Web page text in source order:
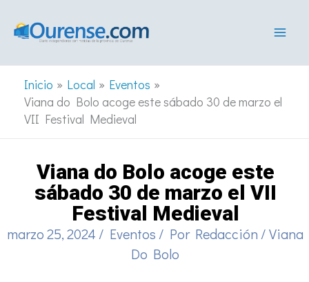
Inicio Local
Eventos
Viana do Bolo acoge este sábado 30 de marzo el
VII Festival Medieval
Viana do Bolo acoge este
sábado 30 de marzo el VII
Festival Medieval
marzo 25, 2024 / Eventos / Por Redacción /Viana
Do Bolo